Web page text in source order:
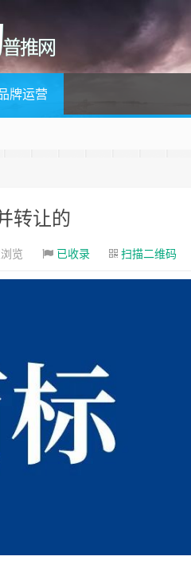
普推网
牌运营
转让的
览 已收录 扫描二维码